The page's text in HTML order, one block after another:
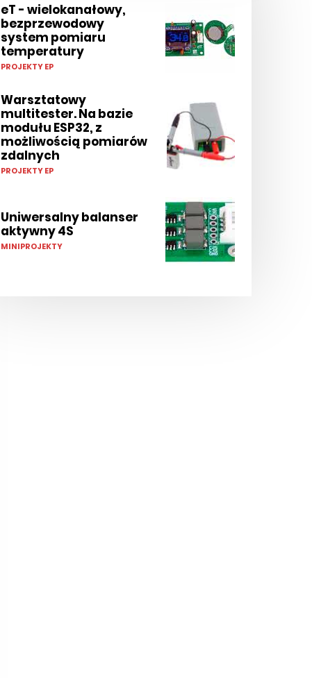
eT - wielokanałowy,
bezprzewodowy
system pomiaru
temperatury
PROJEKTY EP
Warsztatowy
multitester. Na bazie
modułu ESP32, z
możliwością pomiarów
zdalnych
PROJEKTY EP
Uniwersalny balanser
aktywny 4S
MINIPROJEKTY